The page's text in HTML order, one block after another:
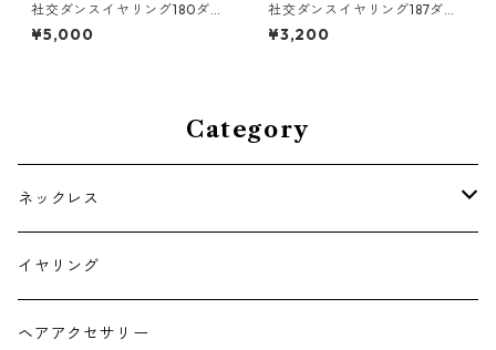
社交ダンスイヤリング180ダン
スアクセサリーベリーダンス
ブライダルアクセサリー
¥5,000
社交ダンスイヤリング187ダン
スアクセサリーベリーダンス
ブライダルアクセサリー
¥3,200
Category
ネックレス
チョーカー
イヤリング
ヘアアクセサリー